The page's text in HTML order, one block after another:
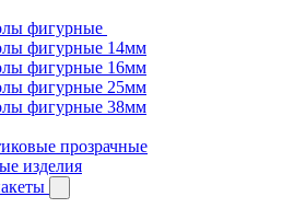
фигурные
фигурные 14мм
фигурные 16мм
фигурные 25мм
фигурные 38мм
прозрачные
изделия